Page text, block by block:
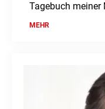
Tagebuch meiner
und Blu-rays der
MEHR